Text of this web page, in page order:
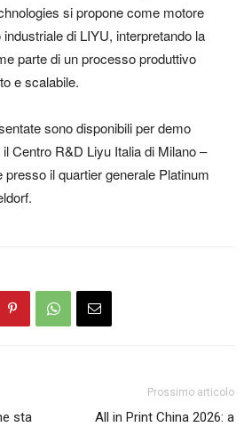
si propone come motore
di LIYU, interpretando la
parte di un processo produttivo
e scalabile.
sono disponibili per demo
Centro R&D Liyu Italia di Milano –
il quartier generale Platinum
sta
Prossimo articolo
All in Print China 2026: a